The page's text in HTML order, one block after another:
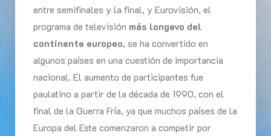
entre semifinales y la final, y Eurovisión, el
programa de televisión más longevo del
continente europeo, se ha convertido en
algunos países en una cuestión de importancia
nacional. El aumento de participantes fue
paulatino a partir de la década de 1990, con el
final de la Guerra Fría, ya que muchos países de la
Europa del Este comenzaron a competir por